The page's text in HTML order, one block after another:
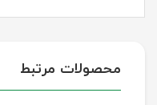
محصولات مرتبط